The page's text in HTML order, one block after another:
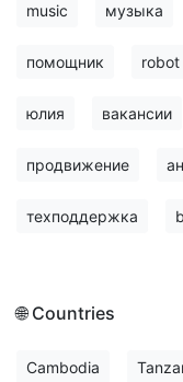
music музыка
помощник robot
юлия вакансии
продвижение
техподдержка
🌐 Countries
Cambodia